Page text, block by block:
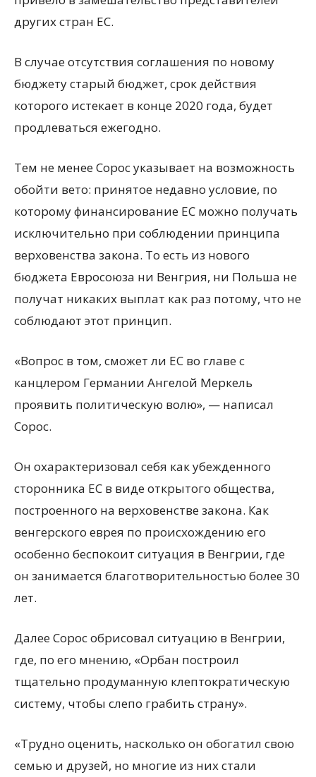
других стран ЕС.
В случае отсутствия соглашения по новому
бюджету старый бюджет, срок действия
которого истекает в конце 2020 года, будет
продлеваться ежегодно.
Тем не менее Сорос указывает на возможность
обойти вето: принятое недавно условие, по
которому финансирование ЕС можно получать
исключительно при соблюдении принципа
верховенства закона. То есть из нового
бюджета Евросоюза ни Венгрия, ни Польша не
получат никаких выплат как раз потому, что не
соблюдают этот принцип.
«Вопрос в том, сможет ли ЕС во главе с
канцлером Германии Ангелой Меркель
проявить политическую волю», — написал
Сорос.
Он охарактеризовал себя как убежденного
сторонника ЕС в виде открытого общества,
построенного на верховенстве закона. Как
венгерского еврея по происхождению его
особенно беспокоит ситуация в Венгрии, где
он занимается благотворительностью более 30
лет.
Далее Сорос обрисовал ситуацию в Венгрии,
где, по его мнению, «Орбан построил
тщательно продуманную клептократическую
систему, чтобы слепо грабить страну».
«Трудно оценить, насколько он обогатил свою
семью и друзей, но многие из них стали